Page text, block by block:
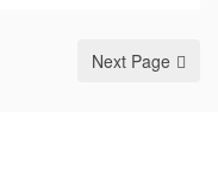
Next Page